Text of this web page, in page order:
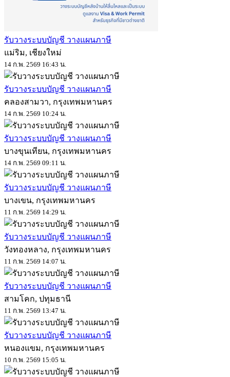
รับวางระบบบัญชี วางแผนภาษี
แม่ริม, เชียงใหม่
14 ก.พ. 2569 16:43 น.
รับวางระบบบัญชี วางแผนภาษี
คลองสามวา, กรุงเทพมหานคร
14 ก.พ. 2569 10:24 น.
รับวางระบบบัญชี วางแผนภาษี
บางขุนเทียน, กรุงเทพมหานคร
14 ก.พ. 2569 09:11 น.
รับวางระบบบัญชี วางแผนภาษี
บางเขน, กรุงเทพมหานคร
11 ก.พ. 2569 14:29 น.
รับวางระบบบัญชี วางแผนภาษี
วังทองหลาง, กรุงเทพมหานคร
11 ก.พ. 2569 14:07 น.
รับวางระบบบัญชี วางแผนภาษี
สามโคก, ปทุมธานี
11 ก.พ. 2569 13:47 น.
รับวางระบบบัญชี วางแผนภาษี
หนองแขม, กรุงเทพมหานคร
10 ก.พ. 2569 15:05 น.